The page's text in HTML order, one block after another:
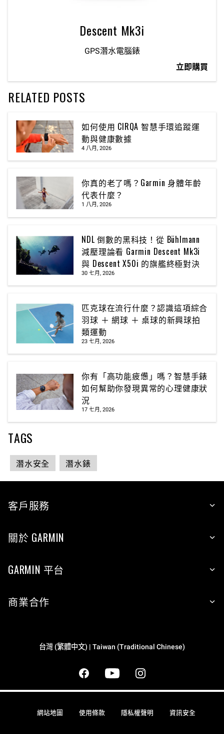
Descent Mk3i
GPS潛水電腦錶
立即購買
RELATED POSTS
如何使用 CIRQA 智慧手環追蹤運
動與健康數據
4 八月, 2026
你真的老了嗎？Garmin 身體年齡
代表什麼？
1 八月, 2026
NDL 倒數的黑科技！從 Bühlmann
減壓理論看 Garmin Descent Mk3i
與 Descent X50i 的旗艦終極對決
30 七月, 2026
匹克球在流行什麼？認識這項綜合
羽球 ＋ 網球 ＋ 桌球的新興球拍
類運動
23 七月, 2026
你有「高功能疲憊」嗎？智慧手錶
如何幫助你發現異常的心理健康狀
況
17 七月, 2026
TAGS
潛水安全 潛水錶
客戶服務
關於 GARMIN
GARMIN 平台
商業合作
台灣 (繁體中文) | Taiwan (Traditional Chinese)
網站地圖 使用條款 隱私權聲明 資訊安全